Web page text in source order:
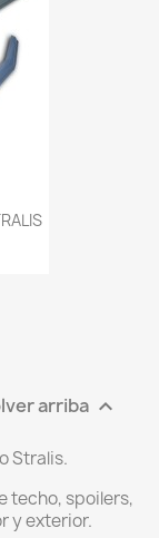
arriba 
Stralis.
techo, spoilers,
y exterior.